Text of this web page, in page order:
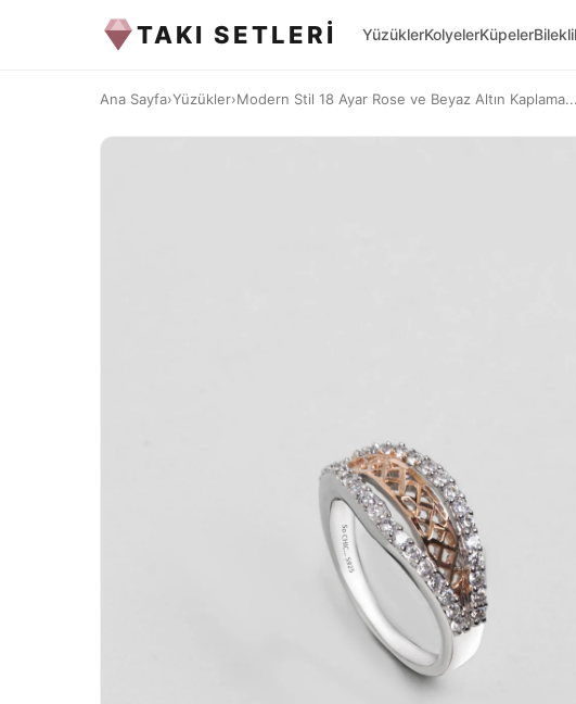
TAKI SETLERİ YüzüklerKolyelerKüpeler
Ana Sayfa›Yüzükler›Modern Stil 18 Ayar Rose ve Beyaz Altın Kaplama...